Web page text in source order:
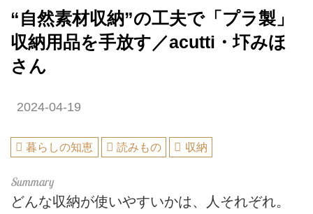
“自然素材収納”の工夫で「プラ製」
収納用品を手放す／acutti・圷みほ
さん
2024-04-19
暮らしの知恵 読みもの 収納
どんな収納が使いやすいかは、人それぞれ。